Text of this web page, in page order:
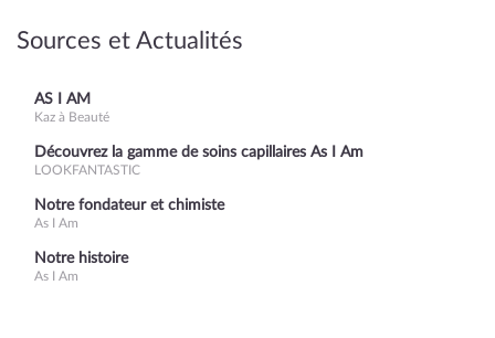
Sources et Actualités
AS I AM
Kaz à Beauté
Découvrez la gamme de soins capillaires As I Am
LOOKFANTASTIC
Notre fondateur et chimiste
As I Am
Notre histoire
As I Am